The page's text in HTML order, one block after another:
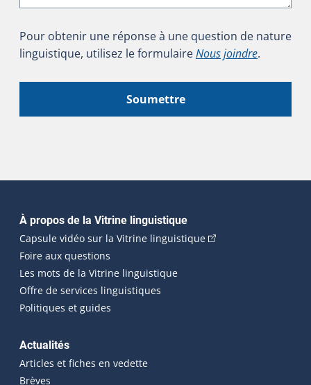
Pour obtenir une réponse à une question de nature
linguistique, utilisez le formulaireNous joindre.
Soumettre
Navigation principale
À propos de la Vitrine linguistique
Capsule vidéo sur la Vitrine linguistique(Cet hyperlien
Foire aux questions
Les mots de la Vitrine linguistique
Offre de services linguistiques
Politiques et guides
Actualités
Articles et fiches en vedette
Brèves